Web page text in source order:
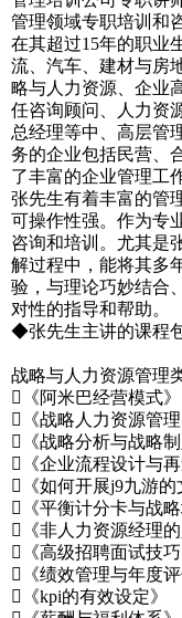
管理领域专职培训和
在其超过15年的职业
流、汽车、建材与房
略与人力资源、企业
任咨询顾问、人力资
总经理等中、高层管
务的企业包括民营、
了丰富的企业管理工
张先生有着丰富的管
可操作性强。作为专
咨询和培训。尤其是
解过程中，能将其多
验，与理论巧妙结合
对性的指导和帮助。
◆张先生主讲的课程
战略与人力资源管理
《阿米巴经营模式》
《战略人力资源管理
《战略分析与战略制
《企业流程设计与再
《如何开展j9九游的
《平衡计分卡与战略
《非人力资源经理的
《高级招聘面试技巧
《绩效管理与年度评
《kpi的有效设定》